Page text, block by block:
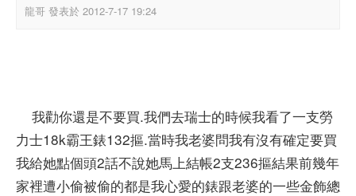
龍哥 發表於 2012-7-17 19:24
我勸你還是不要買.我們去瑞士的時候我看了一支勞
力士18k霸王錶132摳.當時我老婆問我有沒有確定要買
我給她點個頭2話不說她馬上結帳2支236摳結果前幾年
家裡遭小偷被偷的都是我心愛的錶跟老婆的一些金飾總